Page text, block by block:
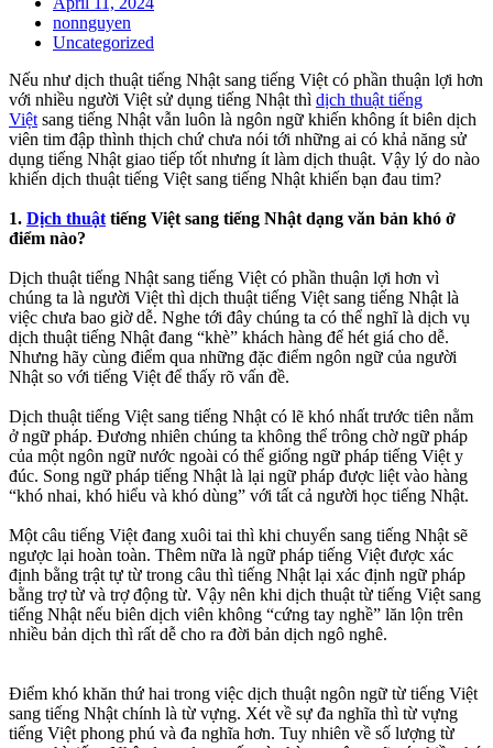
nonnguyen
Uncategorized
Nếu như dịch thuật tiếng Nhật sang tiếng Việt có phần thuận lợi hơn
với nhiều người Việt sử dụng tiếng Nhật thì dịch thuật tiếng
Việt sang tiếng Nhật vẫn luôn là ngôn ngữ khiến không ít biên dịch
viên tim đập thình thịch chứ chưa nói tới những ai có khả năng sử
dụng tiếng Nhật giao tiếp tốt nhưng ít làm dịch thuật. Vậy lý do nào
khiến dịch thuật tiếng Việt sang tiếng Nhật khiến bạn đau tim?
1. Dịch thuật tiếng Việt sang tiếng Nhật dạng văn bản khó ở
điểm nào?
Dịch thuật tiếng Nhật sang tiếng Việt có phần thuận lợi hơn vì
chúng ta là người Việt thì dịch thuật tiếng Việt sang tiếng Nhật là
việc chưa bao giờ dễ. Nghe tới đây chúng ta có thể nghĩ là dịch vụ
dịch thuật tiếng Nhật đang “khè” khách hàng để hét giá cho dễ.
Nhưng hãy cùng điểm qua những đặc điểm ngôn ngữ của người
Nhật so với tiếng Việt để thấy rõ vấn đề.
Dịch thuật tiếng Việt sang tiếng Nhật có lẽ khó nhất trước tiên nằm
ở ngữ pháp. Đương nhiên chúng ta không thể trông chờ ngữ pháp
của một ngôn ngữ nước ngoài có thể giống ngữ pháp tiếng Việt y
đúc. Song ngữ pháp tiếng Nhật là lại ngữ pháp được liệt vào hàng
“khó nhai, khó hiểu và khó dùng” với tất cả người học tiếng Nhật.
Một câu tiếng Việt đang xuôi tai thì khi chuyển sang tiếng Nhật sẽ
ngược lại hoàn toàn. Thêm nữa là ngữ pháp tiếng Việt được xác
định bằng trật tự từ trong câu thì tiếng Nhật lại xác định ngữ pháp
bằng trợ từ và trợ động từ. Vậy nên khi dịch thuật từ tiếng Việt sang
tiếng Nhật nếu biên dịch viên không “cứng tay nghề” lăn lộn trên
nhiều bản dịch thì rất dễ cho ra đời bản dịch ngô nghê.
Điểm khó khăn thứ hai trong việc dịch thuật ngôn ngữ từ tiếng Việt
sang tiếng Nhật chính là từ vựng. Xét về sự đa nghĩa thì từ vựng
tiếng Việt phong phú và đa nghĩa hơn. Tuy nhiên về số lượng từ